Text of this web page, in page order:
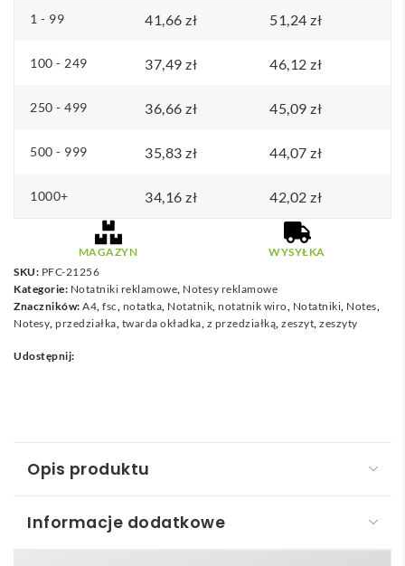
okładce
1 - 99 41,66 zł 51,24 zł
100 - 249 37,49 zł 46,12 zł
250 - 499 36,66 zł 45,09 zł
500 - 999 35,83 zł 44,07 zł
1000+ 34,16 zł 42,02 zł
MAGAZYN
WYSYŁKA
SKU: PFC-21256
Kategorie: Notatniki reklamowe, Notesy reklamowe
Znaczników: A4, fsc, notatka, Notatnik, notatnik wiro, Notatniki, Notes,
Notesy, przedziałka, twarda okładka, z przedziałką, zeszyt, zeszyty
Udostępnij:
Opis produktu
Informacje dodatkowe